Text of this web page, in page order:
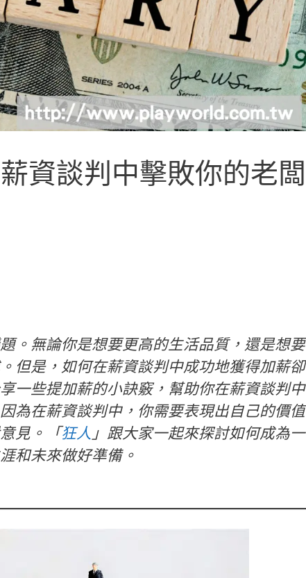
資談判中擊敗你的老闆
。無論你是想要更高的生活品質，還是想要
但是，如何在薪資談判中成功地獲得加薪卻
一些提加薪的小訣竅，幫助你在薪資談判中
為在薪資談判中，你需要表現出自己的價值
見。「狂人 」跟大家一起來探討如何成為一
和未來做好準備。